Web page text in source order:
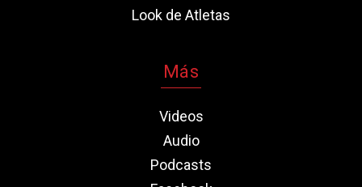
Look de Atletas
Más
Videos
Audio
Podcasts